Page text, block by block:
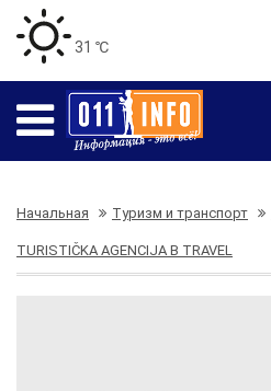
31 ℃
Начальная Туризм и транспорт
TURISTIČKA AGENCIJA B TRAVEL